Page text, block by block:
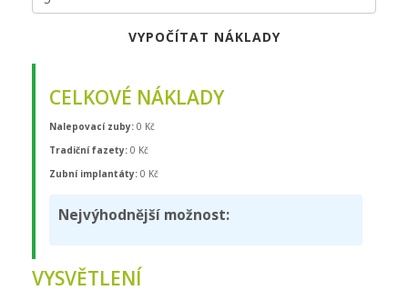
VYPOČÍTAT NÁKLADY
CELKOVÉ NÁKLADY
Nalepovací zuby: 0 Kč
Tradiční fazety: 0 Kč
Zubní implantáty: 0 Kč
Nejvýhodnější možnost:
VYSVĚTLENÍ